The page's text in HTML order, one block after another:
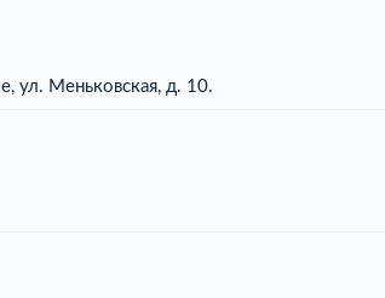
ул. Меньковская, д. 10.